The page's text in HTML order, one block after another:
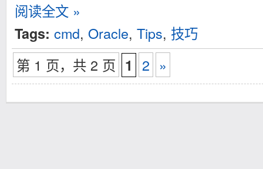
阅读全文 »
Tags: cmd, Oracle, Tips, 技巧
第 1 页，共 2 页 1 2 »